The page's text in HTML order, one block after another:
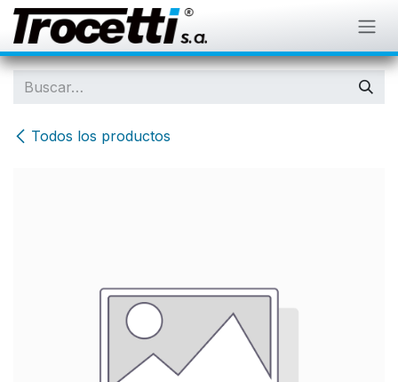
IR AL CONTENIDO
Todos los productos